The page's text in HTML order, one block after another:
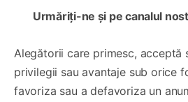
Urmăriți-ne și pe canalul
Alegătorii care primesc, acceptă
privilegii sau avantaje sub orice
favoriza sau a defavoriza un